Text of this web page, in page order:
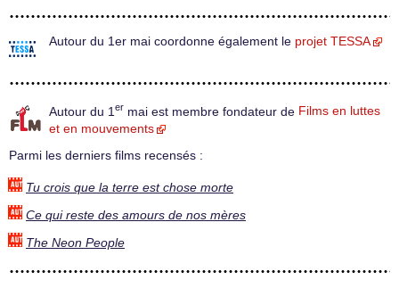
Autour du 1er mai coordonne également le projet TESSA
Autour du 1 er mai est membre fondateur de Films en luttes
et en mouvements
Parmi les derniers films recensés :
Tu crois que la terre est chose morte
Ce qui reste des amours de nos mères
The Neon People